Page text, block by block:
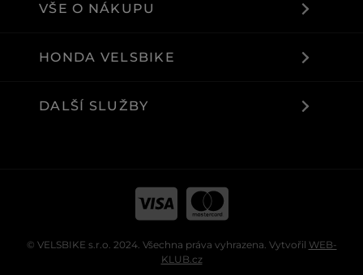
VŠE O NÁKUPU
HONDA VELSBIKE
DALŠÍ SLUŽBY
© VELSBIKE s.r.o. 2024. Všechna práva vyhrazena. Vytvořil WEB-
KLUB.cz